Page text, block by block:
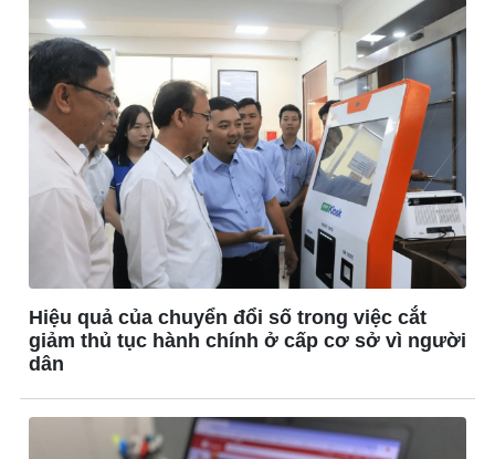
Thế giới
Quan sát
Cuộc sống đó đây
Hồ sơ
Multimedia
Video
E-Magazine
Infographic
Hiệu quả của chuyển đổi số trong việc cắt
giảm thủ tục hành chính ở cấp cơ sở vì người
dân